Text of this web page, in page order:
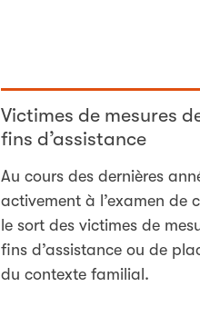
Victimes de mesures
fins d’assistance
Au cours des dernières
activement à l’examen de
le sort des victimes de
fins d’assistance ou de
du contexte familial.